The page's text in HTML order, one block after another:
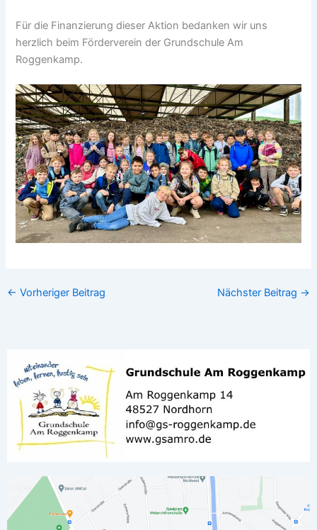
Für die Finanzierung dieser Aktion bedanken wir uns
herzlich beim Förderverein der Grundschule Am
Roggenkamp.
← Vorheriger Beitrag Nächster Beitrag →